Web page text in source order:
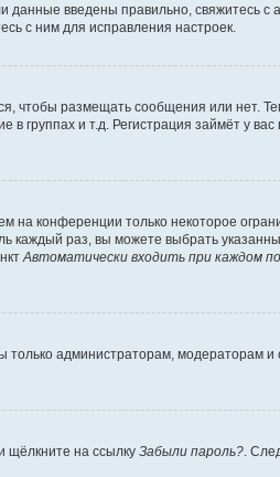
данные введены правильно, свяжитесь
с ним для исправления настроек.
чтобы размещать сообщения или нет.
и т.д. Регистрация займёт у
на конференции только некоторое
каждый раз, вы можете выбрать
Автоматически входить при каждом
только администраторам, модераторам
щёлкните на ссылку Забыли пароль? .